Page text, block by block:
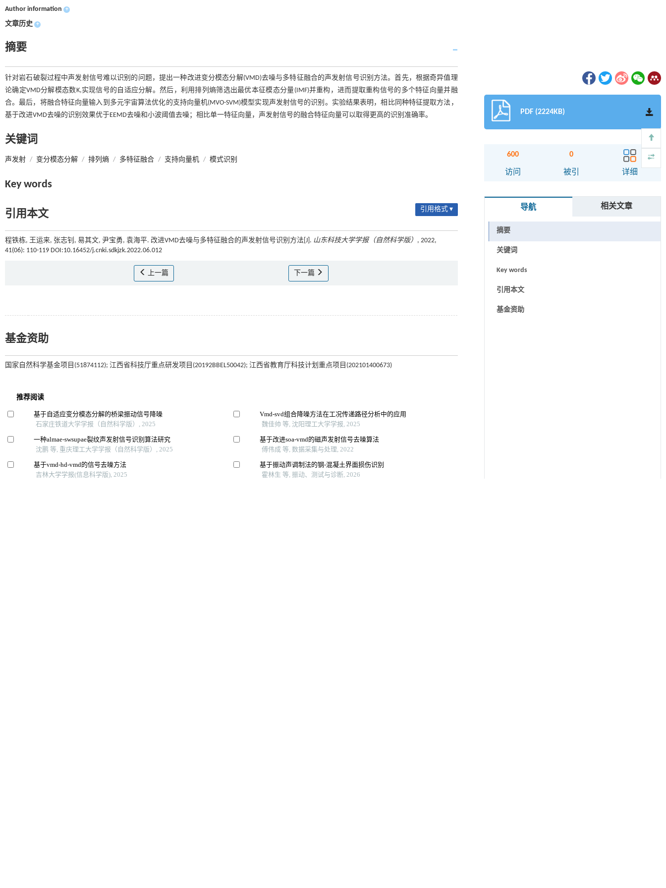
Author information +
文章历史 +
摘要
针对岩石破裂过程中声发射信号难以识别的问题，提出一种改进变分模态分解(VMD)去噪与多特征融合的声发射信号识别方法。首先，根据奇异值理
论确定VMD分解模态数K,实现信号的自适应分解。然后，利用排列熵筛选出最优本征模态分量(IMF)并重构，进而提取重构信号的多个特征向量并融
合。最后，将融合特征向量输入到多元宇宙算法优化的支持向量机(MVO-SVM)模型实现声发射信号的识别。实验结果表明，相比同种特征提取方法，
基于改进VMD去噪的识别效果优于EEMD去噪和小波阈值去噪；相比单一特征向量，声发射信号的融合特征向量可以取得更高的识别准确率。
关键词
声发射 / 变分模态分解 / 排列熵 / 多特征融合 / 支持向量机 / 模式识别
Key words
引用本文 引用格式 ▾
程铁栋, 王运来, 张志钊, 易其文, 尹宝勇, 袁海平. 改进VMD去噪与多特征融合的声发射信号识别方法[J]. 山东科技大学学报（自然科学版） , 2022,
41(06): 110-119 DOI:10.16452/j.cnki.sdkjzk.2022.06.012
上一篇 下一篇
基金资助
国家自然科学基金项目(51874112); 江西省科技厅重点研发项目(20192BBEL50042); 江西省教育厅科技计划重点项目(202101400673)
PDF (2224KB)
600
访问
0
被引 详细
导航 相关文章
摘要
关键词
Key words
引用本文
基金资助